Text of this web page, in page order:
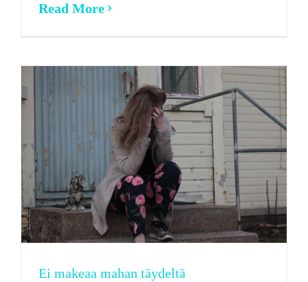
Read More
Ei makeaa mahan täydeltä